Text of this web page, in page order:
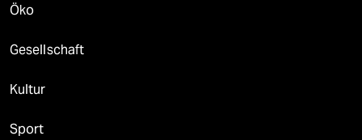
Öko
Gesellschaft
Kultur
Sport